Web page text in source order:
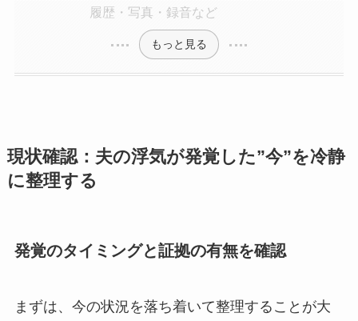
履歴・写真・録音など
もっと見る
現状確認：夫の浮気が発覚した”今”を冷静
に整理する
発覚のタイミングと証拠の有無を確認
まずは、今の状況を落ち着いて整理することが大